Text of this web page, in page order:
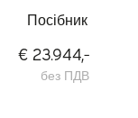
Посібник
€ 23.944,-
без ПДВ